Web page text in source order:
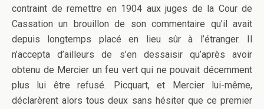
contraint de remettre en 1904 aux juges de la Cour de
Cassation un brouillon de son commentaire qu’il avait
depuis longtemps placé en lieu sûr à l’étranger. Il
n’accepta d’ailleurs de s’en dessaisir qu’après avoir
obtenu de Mercier un feu vert qui ne pouvait décemment
plus lui être refusé. Picquart, et Mercier lui-même,
déclarèrent alors tous deux sans hésiter que ce premier